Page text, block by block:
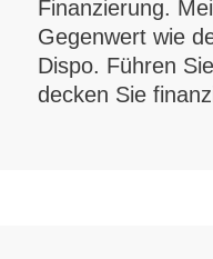
Finanzierung.
Gegenwert wie
Dispo. Führen
decken Sie